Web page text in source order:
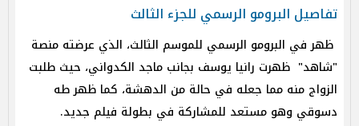
تفاصيل البرومو الرسمي للجزء الثالث
ظهر في البرومو الرسمي للموسم الثالث، الذي عرضته منصة
"شاهد" ظهرت رانيا يوسف بجانب ماجد الكدواني، حيث طلبت
الزواج منه مما جعله في حالة من الدهشة، كما ظهر طه
دسوقي وهو مستعد للمشاركة في بطولة فيلم جديد.